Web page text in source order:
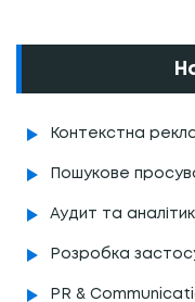
Контекстна
Пошукове
Аудит та
Розробка
PR &